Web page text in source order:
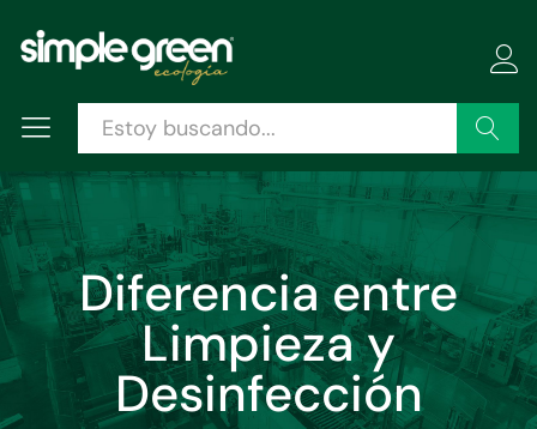
Buscar
Diferencia entre
Limpieza y
Desinfección